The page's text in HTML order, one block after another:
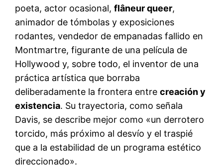
poeta, actor ocasional,flâneur queer,
animador de tómbolas y exposiciones
rodantes, vendedor de empanadas fallido en
Montmartre, figurante de una película de
Hollywood y, sobre todo, el inventor de una
práctica artística que borraba
deliberadamente la frontera entrecreación y
existencia. Su trayectoria, como señala
Davis, se describe mejor como «un derrotero
torcido, más próximo al desvío y el traspié
que a la estabilidad de un programa estético
direccionado».